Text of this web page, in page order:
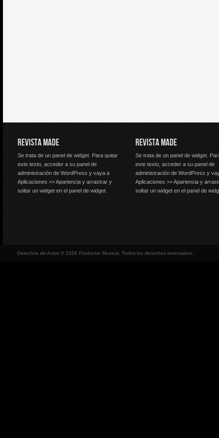
REVISTA MADE
Se trata de un panel de widget. Para quitar
este texto, acceder a su panel de
administración de WordPress y vaya a
Aplicaciones >> Apariencia y arrastrar y
soltar un widget en el panel de widget.
REVISTA MADE
Se trata de un panel de widget.
este texto, acceder a su panel de
administración de WordPress y
Aplicaciones >> Apariencia y
soltar un widget en el panel de
Derechos de Autor © 2026 Productor Musical, Todos los derechos reservados.